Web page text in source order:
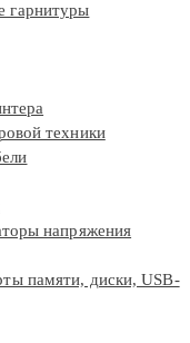
гарнитуры
техники
напряжения
диски, USB-